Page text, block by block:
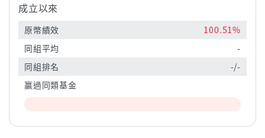
成立以來
原幣績效
100.51%
同組平均
-
同組排名
-/-
贏過同類基金